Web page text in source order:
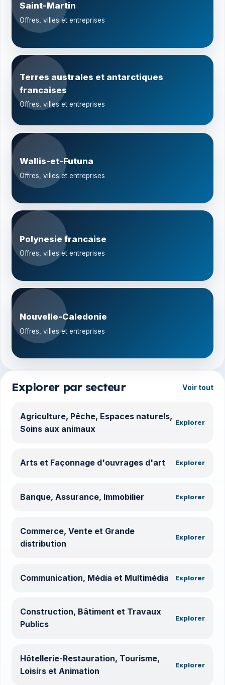
Saint-Martin
Offres, villes et entreprises
Terres australes et antarctiques
francaises
Offres, villes et entreprises
Wallis-et-Futuna
Offres, villes et entreprises
Polynesie francaise
Offres, villes et entreprises
Nouvelle-Caledonie
Offres, villes et entreprises
Explorer par secteur Voir tout
Agriculture, Pêche, Espaces naturels,
Soins aux animaux
Explorer
Arts et Façonnage d'ouvrages d'art Explorer
Banque, Assurance, Immobilier Explorer
Commerce, Vente et Grande
distribution
Explorer
Communication, Média et Multimédia Explorer
Construction, Bâtiment et Travaux
Publics
Explorer
Hôtellerie-Restauration, Tourisme,
Loisirs et Animation
Explorer